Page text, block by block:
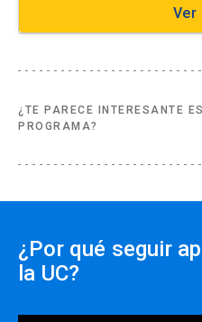
Ver
¿TE PARECE INTERESANTE
PROGRAMA?
¿Por qué seguir
la UC?